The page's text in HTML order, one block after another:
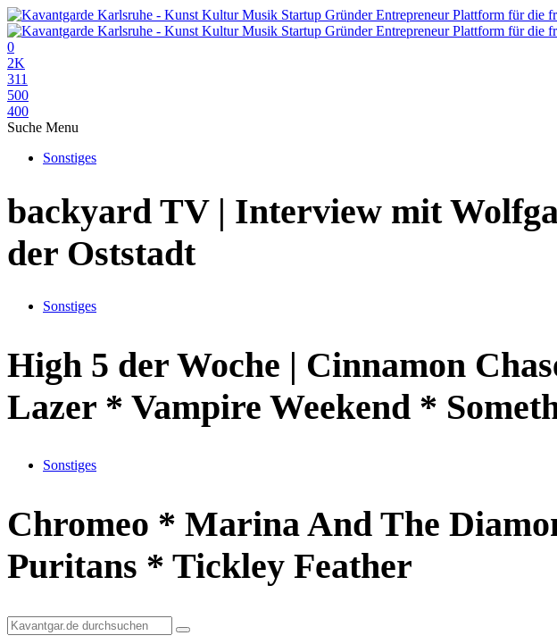
0
2K
311
500
400
Suche Menu
Sonstiges
backyard TV | Interview mit
der Oststadt
Sonstiges
High 5 der Woche | Cinnamon
Lazer * Vampire Weekend *
Sonstiges
Chromeo * Marina And The
Puritans * Tickley Feather